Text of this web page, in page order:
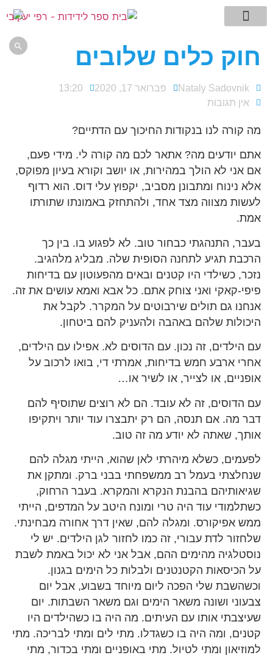
חוק כלים שלובים
Nataly Sadovnik פברואר 17, 2020
13:20
אין תגובות
מה קורה לנו בנקודות החיכוך עם הדתיים?
אתם יודעים מה? אתאר לכם מה קורה לי. מידי פעם,
אם אני לא הולך במהירות, או יושב וקורא בעיון מפוקס,
אלא נינוח ומתבונן מסביב, יקפוץ עלי דוס. הוא רדוף
לעשות מצווה מצד אחד, ולהתחזק באמונתו שתורתו
אמת.
בעבר, התנהגתי כבחור טוב. לא לפגוע בו. בין כך
הרכבת תגיע לתחנה הסופית שלה. מבליג מלהגיב.
נזכר, כשילדי היו קטנים ובאים מהפעוטון עם בדיחות
פיפי-קאקי ואני צוחק אתם. כל אבא ואמא עושים את זה.
אנחנו גם תולים שירבוטים על המקרר. לקבל את
היכולות שלהם באהבה ולהעניק להם ביטחון.
עם הילדים, זה נכון. עם הדוסים לא. אפילו עם הילדים,
אחרי ארבע חמש בדיחות, אמרתי די, בואו לרכוב על
אופניים, או לצייר, או לשיר או…
עם הדוסים, זה לא עובד. הם לא רוצים שתוסיף להם
דבר מה. אם תנסה, הם רק יתבצרו עוד יותר ויתקיפו
אותך, שאתה לא יודע מה זה טוב.
לפעמים, כשלא מיהרתי לאן שהוא, הייתי מגלה להם
שנחלצתי בעמל רב ממשפחתי בבני ברק. ומתקן את
שגיאותיהם בהבנת הנקרא והמקרא. בעבר הרחוק,
כשתלמודי עוד היה טרי ומונח היטב על המדפים, הייתי
ממש אפיקורס. ומגלה להם, שאין דרך אחורה מבחינתי.
שלחזור לדת עבורי, זה כמו לחזור לגן הילדים. יש לי
נוסטלגיה מהימים ההם, אבל אני לא יכול באמת לשבת
על הכיסאות הקטנטנים ולבלות כל הימים בגנון.
וכשהשבת שלי הפכה ליום מיוחד בשבוע, אבל יום
צבעוני ושונה משאר הימים וגם משאר השבתות. יום
שעיצבתי אותו עם העיתים. מה היה בו כשהילדים היו
קטנים, ומה היה בו כשגדלו. מתי לים ומתי לבריכה. מתי
למוזיאון ומתי לטיול. מתי באופניים ומתי בכדור, מתי
